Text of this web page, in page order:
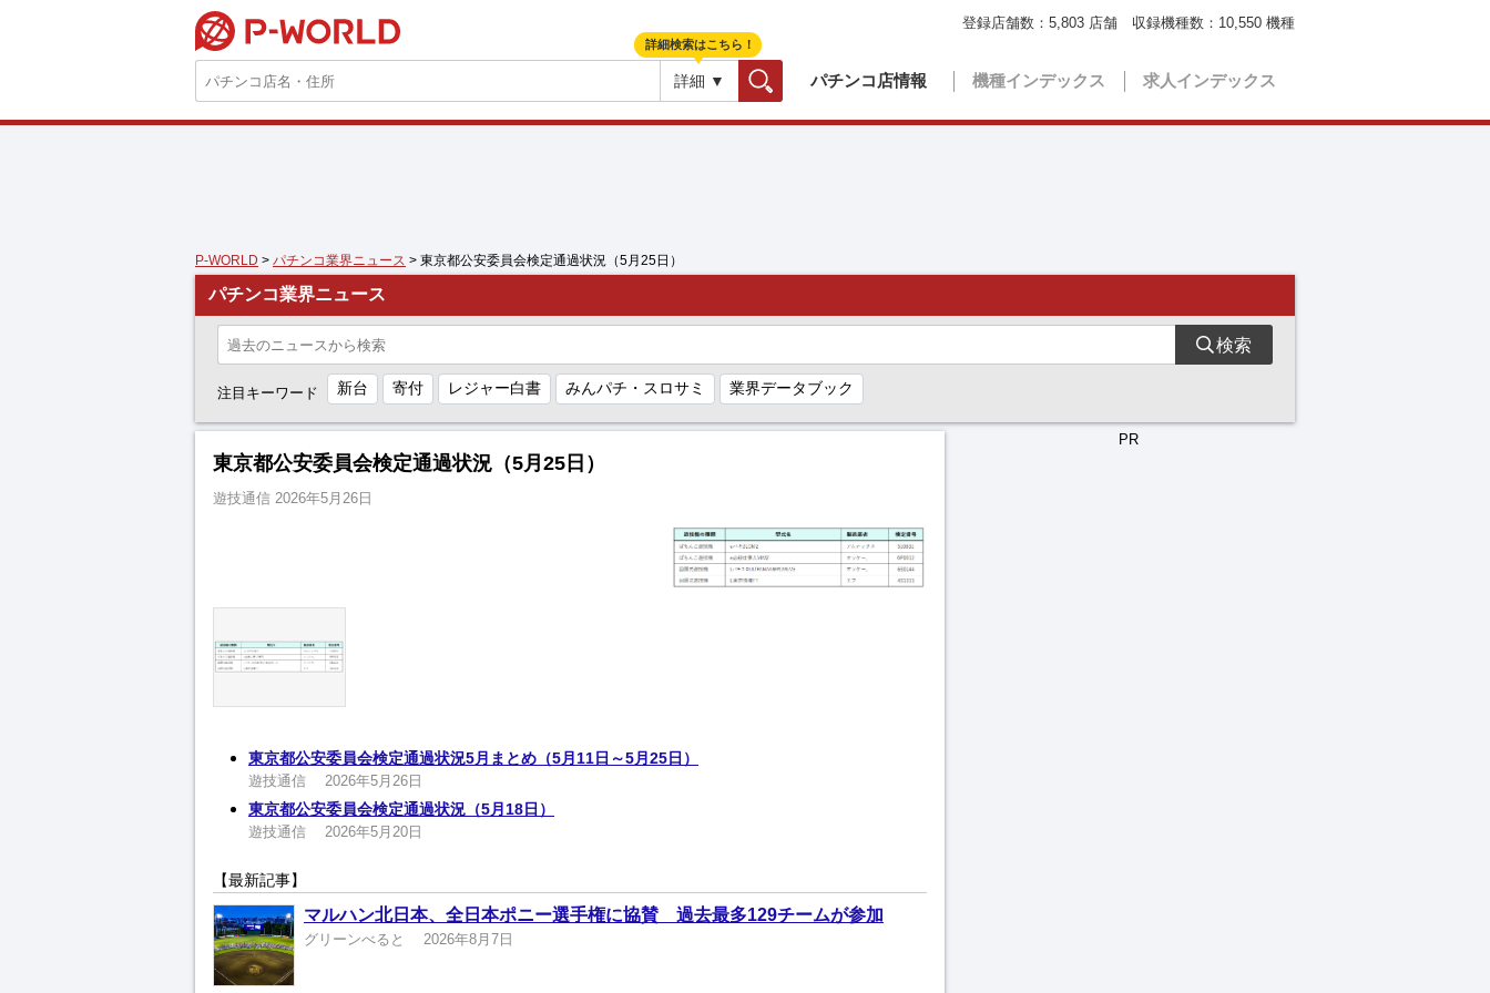
詳細 ▼ パチンコ店情報 機種インデックス 求人インデックス
登録店舗数： 5,803 店舗 収録機種数： 10,550 機種
詳細検索はこちら！
P-WORLD > パチンコ業界ニュース > 東京都公安委員会検定通過状況（5月25日）
パチンコ業界ニュース
検索
注目キーワード 新台 寄付 レジャー白書 みんパチ・スロサミ 業界データブック
東京都公安委員会検定通過状況（5月25日）
遊技通信 2026年5月26日
東京都公安委員会検定通過状況5月まとめ（5月11日～5月25日）
遊技通信 2026年5月26日
東京都公安委員会検定通過状況（5月18日）
遊技通信 2026年5月20日
【最新記事】
マルハン北日本、全日本ポニー選手権に協賛 過去最多129チームが参加
グリーンべると 2026年8月7日
PR